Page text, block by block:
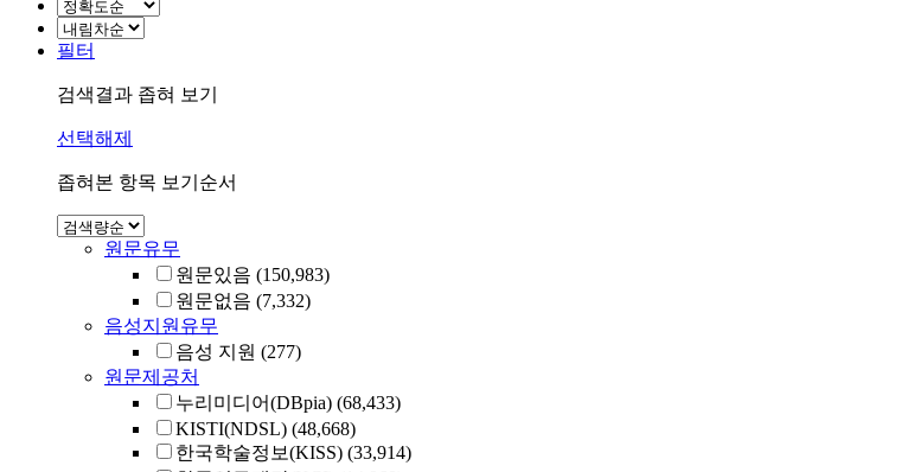
필터
검색결과 좁혀 보기
선택해제
좁혀본 항목 보기순서
원문유무
원문있음 (150,983)
원문없음 (7,332)
음성지원유무
음성 지원 (277)
원문제공처
누리미디어(DBpia) (68,433)
KISTI(NDSL) (48,668)
한국학술정보(KISS) (33,914)